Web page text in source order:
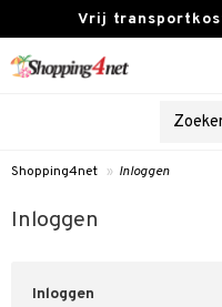
Vrij
Brands
Shopping4net » Inloggen
Inloggen
Inloggen
klant